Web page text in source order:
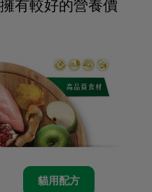
有較好的營養價
貓用配方